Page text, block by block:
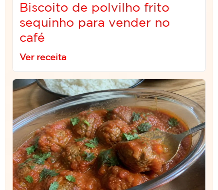
Biscoito de polvilho frito
sequinho para vender no
café
Ver receita